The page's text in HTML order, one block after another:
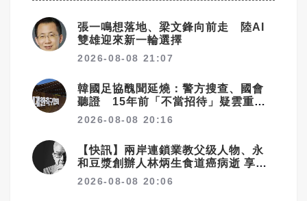
張一鳴想落地、梁文鋒向前走 陸AI
雙雄迎來新一輪選擇
2026-08-08 21:07
韓國足協醜聞延燒：警方搜查、國會
聽證 15年前「不當招待」疑雲重見
天日
2026-08-08 20:16
【快訊】兩岸連鎖業教父级人物、永
和豆漿創辦人林炳生食道癌病逝 享年
70歲
2026-08-08 20:06